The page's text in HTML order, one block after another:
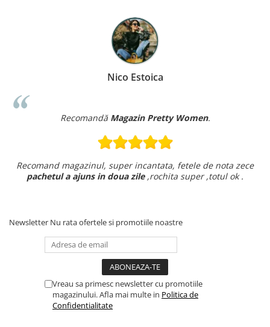
Nico Estoica
Recomandă Magazin Pretty Women.
Recomand magazinul, super incantata, fetele de nota zece
pachetul a ajuns in doua zile,rochita super ,totul ok .
Newsletter Nu rata ofertele si promotiile noastre
Vreau sa primesc newsletter cu promotiile
magazinului. Afla mai multe in Politica de
Confidentialitate